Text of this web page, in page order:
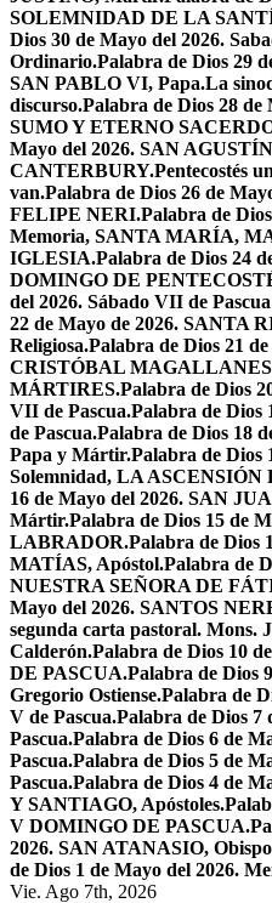
SOLEMNIDAD DE LA
Dios 30 de Mayo del 2026.
Ordinario.Palabra de Dios 29
SAN PABLO VI, Papa.La
discurso.Palabra de Dios 28
SUMO Y ETERNO
Mayo del 2026. SAN
CANTERBURY.Pentecostés
van.Palabra de Dios 26 de
FELIPE NERI.Palabra de
Memoria, SANTA MARÍA,
IGLESIA.Palabra de Dios 24
DOMINGO DE
del 2026. Sábado VII de
22 de Mayo de 2026. SANTA
Religiosa.Palabra de Dios 21
CRISTÓBAL
MÁRTIRES.Palabra de Dios
VII de Pascua.Palabra de Dios
de Pascua.Palabra de Dios 18
Papa y Mártir.Palabra de Dios
Solemnidad, LA ASCENSIÓN
16 de Mayo del 2026. SAN
Mártir.Palabra de Dios 15 de
LABRADOR.Palabra de Dios
MATÍAS, Apóstol.Palabra de
NUESTRA SEÑORA DE
Mayo del 2026. SANTOS
segunda carta pastoral. Mons.
Calderón.Palabra de Dios 10
DE PASCUA.Palabra de Dios
Gregorio Ostiense.Palabra de
V de Pascua.Palabra de Dios 7
Pascua.Palabra de Dios 6 de
Pascua.Palabra de Dios 5 de
Pascua.Palabra de Dios 4 de
Y SANTIAGO, Apóstoles.
V DOMINGO DE PASCUA.
2026. SAN ATANASIO,
de Dios 1 de Mayo del 2026.
Vie. Ago 7th, 2026